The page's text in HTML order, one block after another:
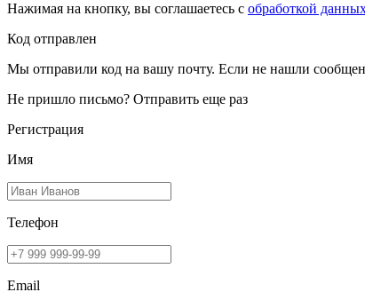
Нажимая на кнопку, вы соглашаетесь с обработкой
Код отправлен
Мы отправили код на вашу почту. Если не нашли
Не пришло письмо? Отправить еще раз
Регистрация
Имя
Телефон
Email